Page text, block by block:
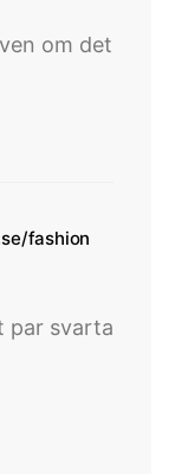
om det
fashion
par svarta